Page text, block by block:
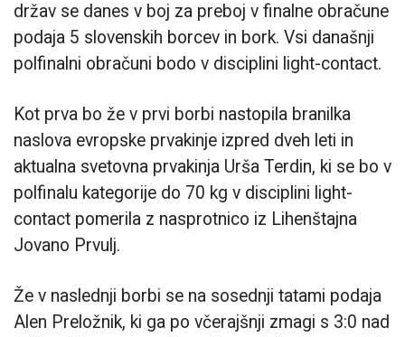
držav se danes v boj za preboj v finalne obračune
podaja 5 slovenskih borcev in bork. Vsi današnji
polfinalni obračuni bodo v disciplini light-contact.
Kot prva bo že v prvi borbi nastopila branilka
naslova evropske prvakinje izpred dveh leti in
aktualna svetovna prvakinja Urša Terdin, ki se bo v
polfinalu kategorije do 70 kg v disciplini light-
contact pomerila z nasprotnico iz Lihenštajna
Jovano Prvulj.
Že v naslednji borbi se na sosednji tatami podaja
Alen Preložnik, ki ga po včerajšnji zmagi s 3:0 nad